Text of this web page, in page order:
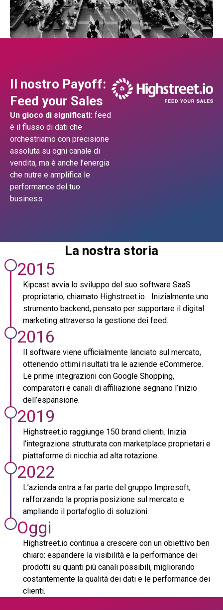
Il nostro Payoff:
Feed your Sales
Un gioco di significati: feed
è il flusso di dati che
orchestriamo con precisione
assoluta su ogni canale di
vendita, ma è anche l’energia
che nutre e amplifica le
performance del tuo
business.
La nostra storia
2015
Kipcast avvia lo sviluppo del suo software SaaS
proprietario, chiamato Highstreet.io. Inizialmente uno
strumento backend, pensato per supportare il digital
marketing attraverso la gestione dei feed.
2016
Il software viene ufficialmente lanciato sul mercato,
ottenendo ottimi risultati tra le aziende eCommerce.
Le prime integrazioni con Google Shopping,
comparatori e canali di affiliazione segnano l’inizio
dell’espansione.
2019
Highstreet.io raggiunge 150 brand clienti. Inizia
l’integrazione strutturata con marketplace proprietari e
piattaforme di nicchia ad alta rotazione.
2022
L’azienda entra a far parte del gruppo Impresoft,
rafforzando la propria posizione sul mercato e
ampliando il portafoglio di soluzioni.
Oggi
Highstreet.io continua a crescere con un obiettivo ben
chiaro: espandere la visibilità e la performance dei
prodotti su quanti più canali possibili, migliorando
costantemente la qualità dei dati e le performance dei
clienti.